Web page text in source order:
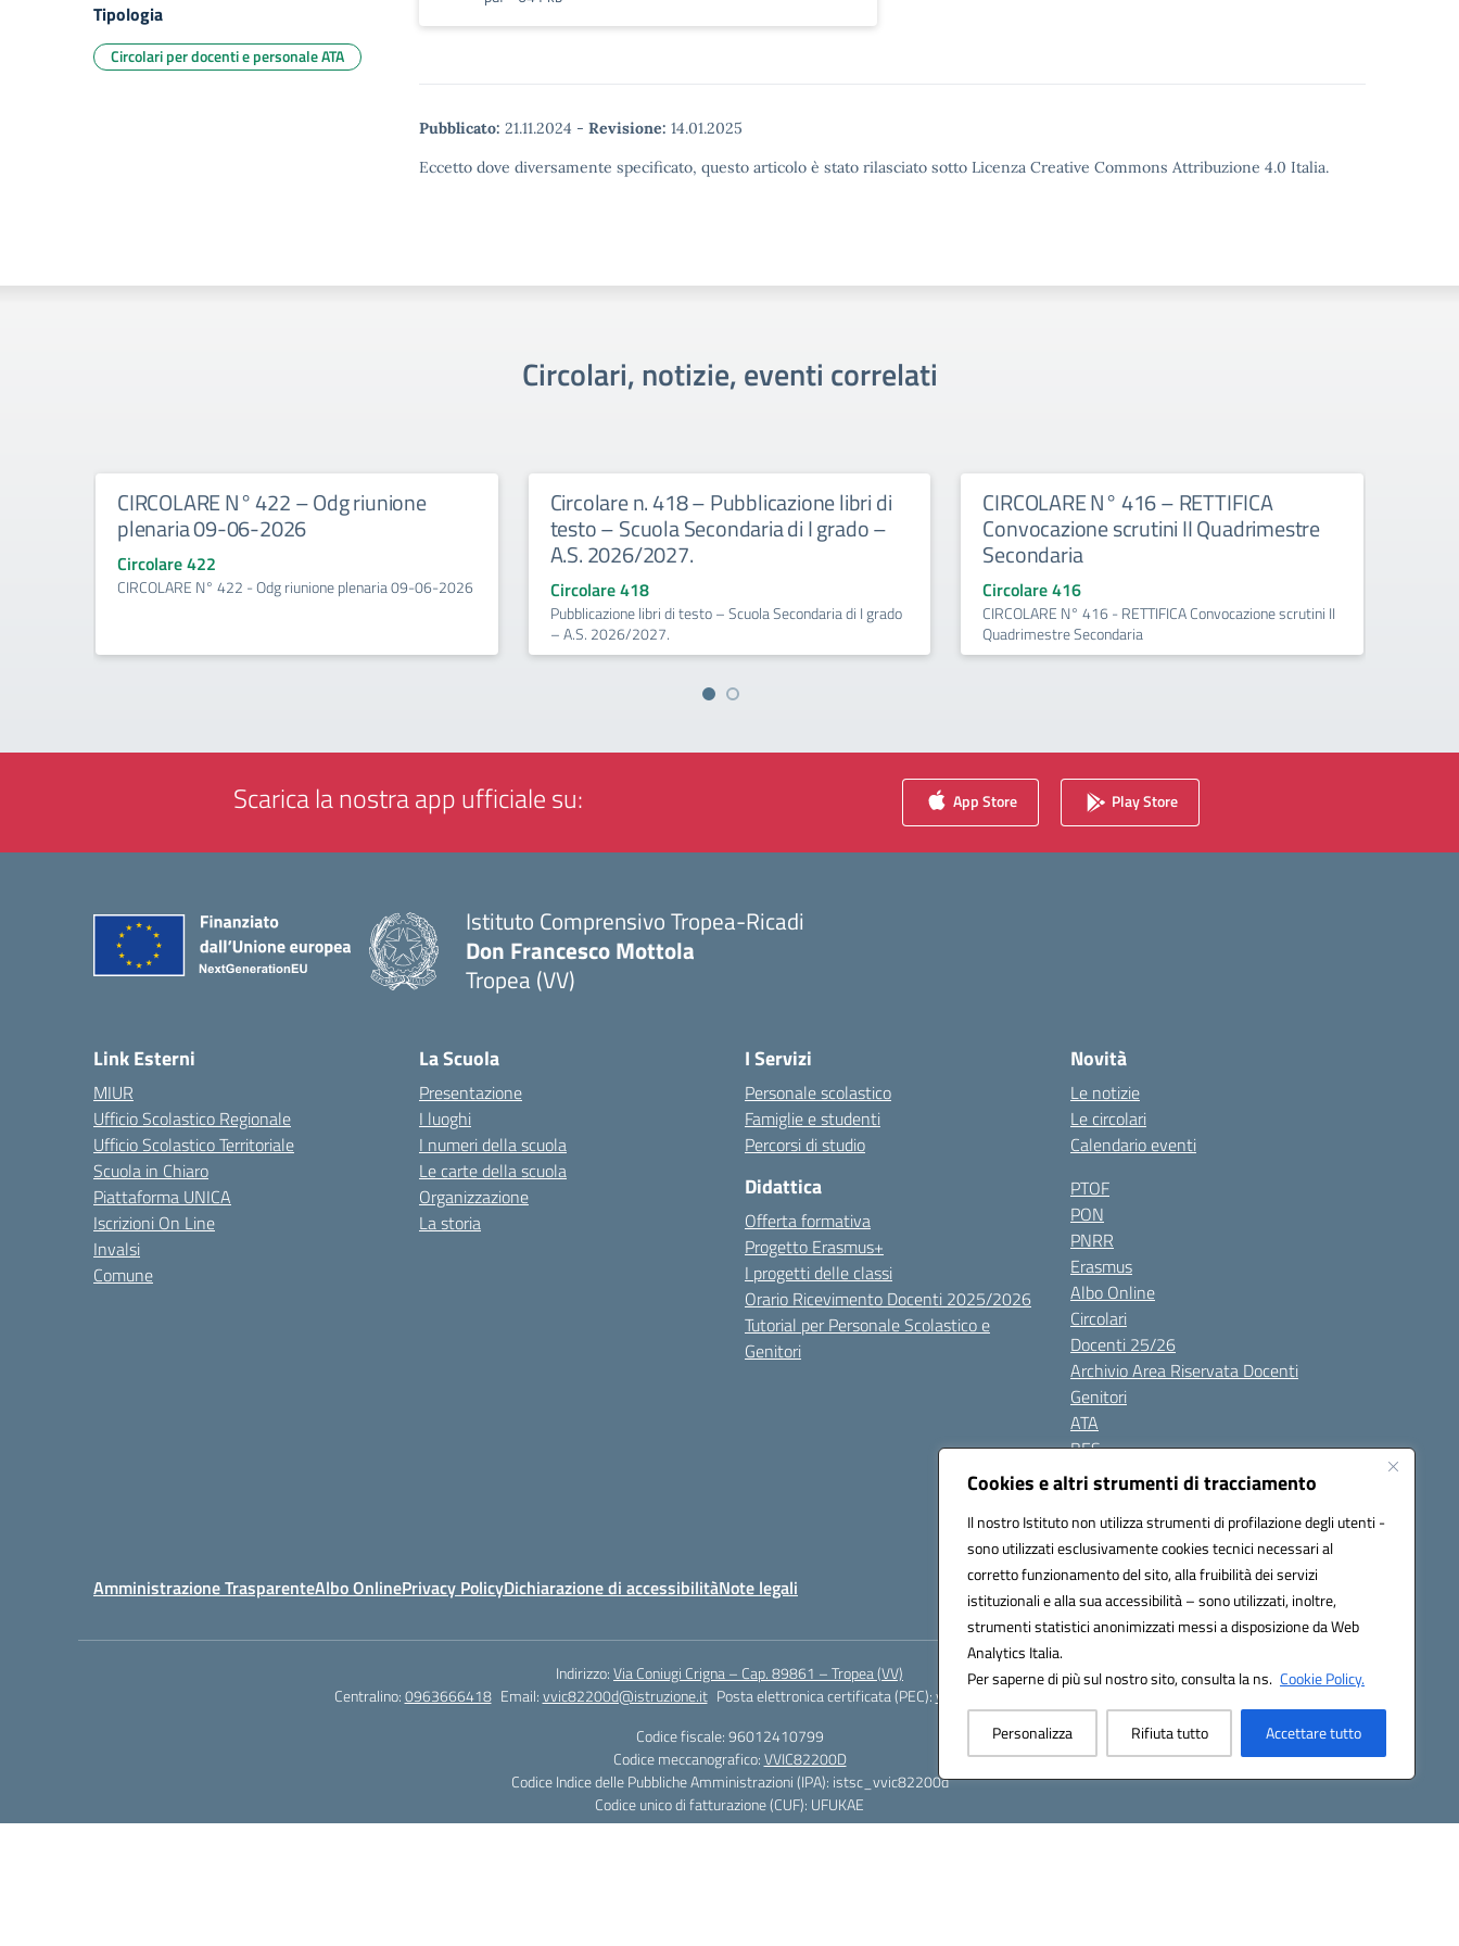
Cookies e altri strumenti di tracciamento
Il nostro Istituto non utilizza strumenti di profilazione degli utenti -
sono utilizzati esclusivamente cookies tecnici necessari al
corretto funzionamento del sito, alla fruibilità dei servizi
istituzionali e alla sua accessibilità – sono utilizzati, inoltre,
strumenti statistici anonimizzati messi a disposizione da Web
Analytics Italia.
Per saperne di più sul nostro sito, consulta la ns. Cookie Policy.
Personalizza Rifiuta tutto Accettare tutto
Pubblicato: 21.11.2024 - Revisione: 14.01.2025
Eccetto dove diversamente specificato, questo articolo è stato rilasciato sotto Licenza Creative Commons Attribuzione 4.0 Italia.
Tipologia
Circolari per docenti e personale ATA
Circolari, notizie, eventi correlati
CIRCOLARE N° 422 – Odg riunione
plenaria 09-06-2026
Circolare 422
CIRCOLARE N° 422 - Odg riunione plenaria 09-06-2026
Circolare n. 418 – Pubblicazione libri di
testo – Scuola Secondaria di I grado –
A.S. 2026/2027.
Circolare 418
Pubblicazione libri di testo – Scuola Secondaria di I grado
– A.S. 2026/2027.
CIRCOLARE N° 416 – RETTIFICA
Convocazione scrutini II Quadrimestre
Secondaria
Circolare 416
CIRCOLARE N° 416 - RETTIFICA Convocazione scrutini II
Quadrimestre Secondaria
Scarica la nostra app ufficiale su: App Store Play Store
Istituto Comprensivo Tropea-Ricadi
Don Francesco Mottola
Tropea (VV)
Link Esterni
MIUR
Ufficio Scolastico Regionale
Ufficio Scolastico Territoriale
Scuola in Chiaro
Piattaforma UNICA
Iscrizioni On Line
Invalsi
Comune
La Scuola
Presentazione
I luoghi
I numeri della scuola
Le carte della scuola
Organizzazione
La storia
I Servizi
Personale scolastico
Famiglie e studenti
Percorsi di studio
Didattica
Offerta formativa
Progetto Erasmus+
I progetti delle classi
Orario Ricevimento Docenti 2025/2026
Tutorial per Personale Scolastico e
Genitori
Novità
Le notizie
Le circolari
Calendario eventi
PTOF
PON
PNRR
Erasmus
Albo Online
Circolari
Docenti 25/26
Archivio Area Riservata Docenti
Genitori
ATA
BES
Modulistica
Gallery
Amministrazione TrasparenteAlbo OnlinePrivacy PolicyDichiarazione di accessibilitàNote legali
Indirizzo:Via Coniugi Crigna – Cap. 89861 – Tropea (VV)
Centralino:0963666418 Email:vvic82200d@istruzione.it Posta elettronica certificata (PEC):vvic82200d@pec.istruzione.it
Codice fiscale: 96012410799
Codice meccanografico:VVIC82200D
Codice Indice delle Pubbliche Amministrazioni (IPA): istsc_vvic82200d
Codice unico di fatturazione (CUF): UFUKAE